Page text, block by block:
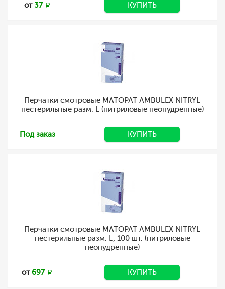
от37 КУПИТЬ
Перчатки смотровые MATOPAT AMBULEX NITRYL
нестерильные разм. L (нитриловые неопудренные)
Под заказ КУПИТЬ
Перчатки смотровые MATOPAT AMBULEX NITRYL
нестерильные разм. L, 100 шт. (нитриловые
неопудренные)
от697 КУПИТЬ